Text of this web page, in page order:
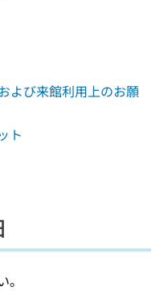
よび来館利用上のお願
ト